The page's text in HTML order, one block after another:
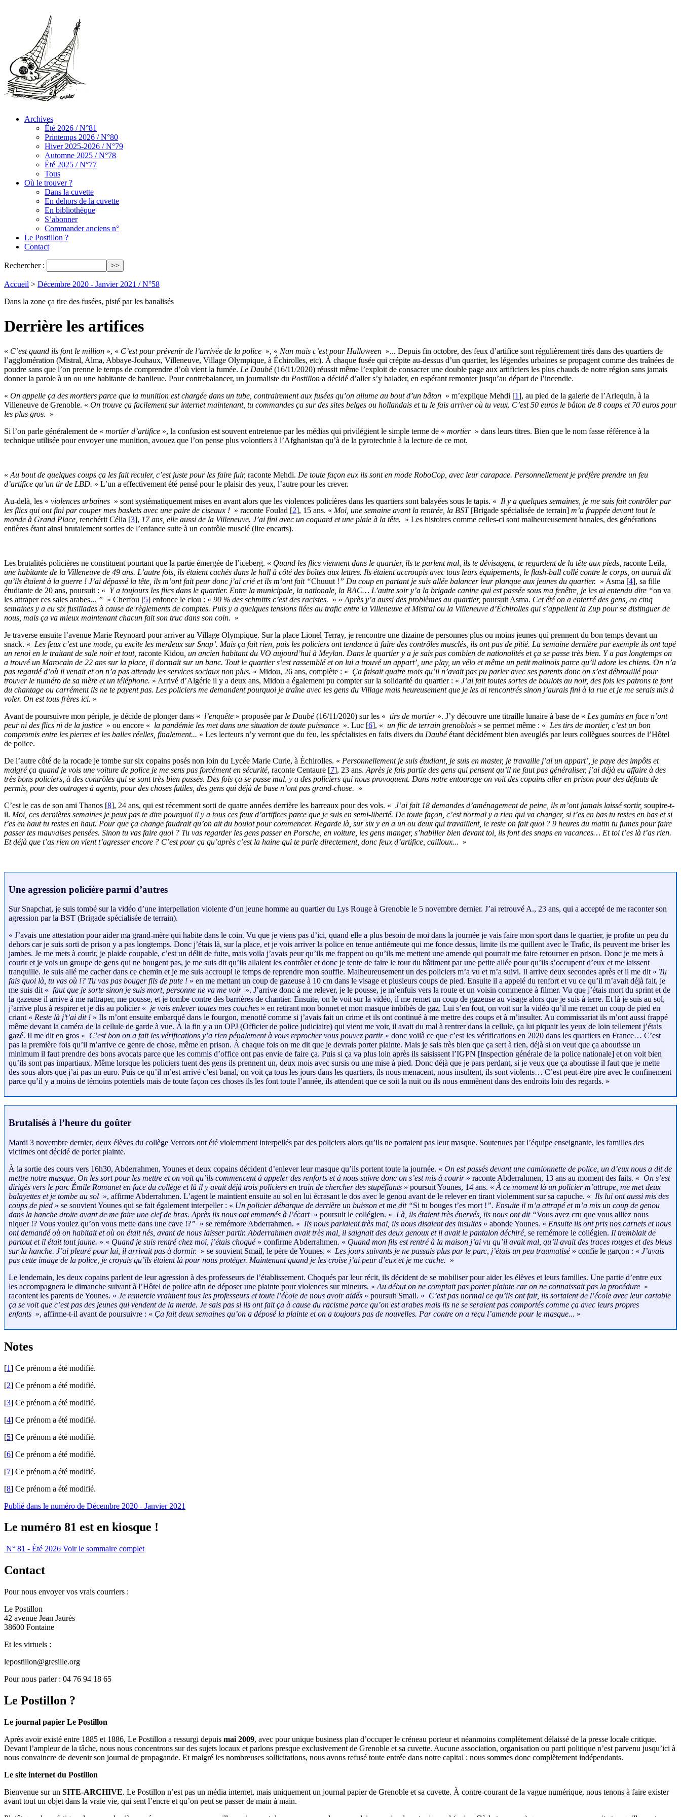
Archives
Été 2026 / N°81
Printemps 2026 / N°80
Hiver 2025-2026 / N°79
Automne 2025 / N°78
Été 2025 / N°77
Tous
Où le trouver ?
Dans la cuvette
En dehors de la cuvette
En bibliothèque
S’abonner
Commander anciens n°
Le Postillon ?
Contact
Rechercher :
Accueil > Décembre 2020 - Janvier 2021 / N°58
Dans la zone ça tire des fusées, pisté par les banalisés
Derrière les artifices
« C’est quand ils font le million », « C’est pour prévenir de l’arrivée de la police », « Nan mais c’est pour Halloween »... Depuis fin octobre, des feux d’artifice sont régulièrement tirés dans des quartiers de
l’agglomération (Mistral, Alma, Abbaye-Jouhaux, Villeneuve, Village Olympique, à Échirolles, etc). À chaque fusée qui crépite au-dessus d’un quartier, les légendes urbaines se propagent comme des traînées de
poudre sans que l’on prenne le temps de comprendre d’où vient la fumée. Le Daubé(16/11/2020) réussit même l’exploit de consacrer une double page aux artificiers les plus chauds de notre région sans jamais
donner la parole à un ou une habitante de banlieue. Pour contrebalancer, un journaliste du Postillon a décidé d’aller s’y balader, en espérant remonter jusqu’au départ de l’incendie.
« On appelle ça des mortiers parce que la munition est chargée dans un tube, contrairement aux fusées qu’on allume au bout d’un bâton » m’explique Mehdi [1], au pied de la galerie de l’Arlequin, à la
Villeneuve de Grenoble. « On trouve ça facilement sur internet maintenant, tu commandes ça sur des sites belges ou hollandais et tu le fais arriver où tu veux. C’est 50 euros le bâton de 8 coups et 70 euros pour
les plus gros. »
Si l’on parle généralement de « mortier d’artifice », la confusion est souvent entretenue par les médias qui privilégient le simple terme de « mortier » dans leurs titres. Bien que le nom fasse référence à la
technique utilisée pour envoyer une munition, avouez que l’on pense plus volontiers à l’Afghanistan qu’à de la pyrotechnie à la lecture de ce mot.
« Au bout de quelques coups ça les fait reculer, c’est juste pour les faire fuir, raconte Mehdi. De toute façon eux ils sont en mode RoboCop, avec leur carapace. Personnellement je préfère prendre un feu
d’artifice qu’un tir de LBD. » L’un a effectivement été pensé pour le plaisir des yeux, l’autre pour les crever.
Au-delà, les « violences urbaines » sont systématiquement mises en avant alors que les violences policières dans les quartiers sont balayées sous le tapis. « Il y a quelques semaines, je me suis fait contrôler par
les flics qui ont fini par couper mes baskets avec une paire de ciseaux ! » raconte Foulad [2], 15 ans. « Moi, une semaine avant la rentrée, la BST [Brigade spécialisée de terrain] m’a frappée devant tout le
monde à Grand Place, renchérit Célia [3], 17 ans, elle aussi de la Villeneuve. J’ai fini avec un coquard et une plaie à la tête. » Les histoires comme celles-ci sont malheureusement banales, des générations
entières étant ainsi brutalement sorties de l’enfance suite à un contrôle musclé (lire encarts).
Les brutalités policières ne constituent pourtant que la partie émergée de l’iceberg. « Quand les flics viennent dans le quartier, ils te parlent mal, ils te dévisagent, te regardent de la tête aux pieds, raconte Leïla,
une habitante de la Villeneuve de 49 ans. L’autre fois, ils étaient cachés dans le hall à côté des boîtes aux lettres. Ils étaient accroupis avec tous leurs équipements, le flash-ball collé contre le corps, on aurait dit
qu’ils étaient à la guerre ! J’ai dépassé la tête, ils m’ont fait peur donc j’ai crié et ils m’ont fait “Chuuut !” Du coup en partant je suis allée balancer leur planque aux jeunes du quartier. » Asma [4], sa fille
étudiante de 20 ans, poursuit : « Y a toujours les flics dans le quartier. Entre la municipale, la nationale, la BAC… L’autre soir y’a la brigade canine qui est passée sous ma fenêtre, je les ai entendu dire “on va
les attraper ces sales arabes... ” » Cherfou [5] enfonce le clou : « 90 % des schmitts c’est des racistes. » « Après y’a aussi des problèmes au quartier, poursuit Asma. Cet été on a enterré des gens, en cinq
semaines y a eu six fusillades à cause de règlements de comptes. Puis y a quelques tensions liées au trafic entre la Villeneuve et Mistral ou la Villeneuve d’Échirolles qui s’appellent la Zup pour se distinguer de
nous, mais ça va mieux maintenant chacun fait son truc dans son coin. »
Je traverse ensuite l’avenue Marie Reynoard pour arriver au Village Olympique. Sur la place Lionel Terray, je rencontre une dizaine de personnes plus ou moins jeunes qui prennent du bon temps devant un
snack. « Les feux c’est une mode, ça excite les merdeux sur Snap’. Mais ça fait rien, puis les policiers ont tendance à faire des contrôles musclés, ils ont pas de pitié. La semaine dernière par exemple ils ont tapé
un renoi en le traitant de sale noir et tout, raconte Kidou , un ancien habitant du VO aujourd’hui à Meylan. Dans le quartier y a je sais pas combien de nationalités et ça se passe très bien. Y a pas longtemps on
a trouvé un Marocain de 22 ans sur la place, il dormait sur un banc. Tout le quartier s’est rassemblé et on lui a trouvé un appart’, une play, un vélo et même un petit malinois parce qu’il adore les chiens. On n’a
pas regardé d’où il venait et on n’a pas attendu les services sociaux non plus. » Midou, 26 ans, complète : « Ça faisait quatre mois qu’il n’avait pas pu parler avec ses parents donc on s’est débrouillé pour
trouver le numéro de sa mère et un téléphone. » Arrivé d’Algérie il y a deux ans, Midou a également pu compter sur la solidarité du quartier : « J’ai fait toutes sortes de boulots au noir, des fois les patrons te font
du chantage ou carrément ils ne te payent pas. Les policiers me demandent pourquoi je traîne avec les gens du Village mais heureusement que je les ai rencontrés sinon j’aurais fini à la rue et je me serais mis à
voler. On est tous frères ici. »
Avant de poursuivre mon périple, je décide de plonger dans « l’enquête » proposée parle Daubé(16/11/2020) sur les « tirs de mortier». J’y découvre une titraille lunaire à base de « Les gamins en face n’ont
peur ni des flics ni de la justice » ou encore « la pandémie les met dans une situation de toute puissance ». Luc [6], « un flic de terrain grenoblois » se permet même : « Les tirs de mortier, c’est un bon
compromis entre les pierres et les balles réelles, finalement... » Les lecteurs n’y verront que du feu, les spécialistes en faits divers du Daubéétant décidément bien aveuglés par leurs collègues sources de l’Hôtel
de police.
De l’autre côté de la rocade je tombe sur six copains posés non loin du Lycée Marie Curie, à Échirolles. « Personnellement je suis étudiant, je suis en master, je travaille j’ai un appart’, je paye des impôts et
malgré ça quand je vois une voiture de police je me sens pas forcément en sécurité, raconte Centaure [7], 23 ans. Après je fais partie des gens qui pensent qu’il ne faut pas généraliser, j’ai déjà eu affaire à des
très bons policiers, à des contrôles qui se sont très bien passés. Des fois ça se passe mal, y a des policiers qui nous provoquent. Dans notre entourage on voit des copains aller en prison pour des défauts de
permis, pour des outrages à agents, pour des choses futiles, des gens qui déjà de base n’ont pas grand-chose. »
C’est le cas de son ami Thanos [8], 24 ans, qui est récemment sorti de quatre années derrière les barreaux pour des vols. « J’ai fait 18 demandes d’aménagement de peine, ils m’ont jamais laissé sortir, soupire-t-
il. Moi, ces dernières semaines je peux pas te dire pourquoi il y a tous ces feux d’artifices parce que je suis en semi-liberté. De toute façon, c’est normal y a rien qui va changer, si t’es en bas tu restes en bas et si
t’es en haut tu restes en haut. Pour que ça change faudrait qu’on ait du boulot pour commencer. Regarde là, sur six y en a un ou deux qui travaillent, le reste on fait quoi ? 9 heures du matin tu fumes pour faire
passer tes mauvaises pensées. Sinon tu vas faire quoi ? Tu vas regarder les gens passer en Porsche, en voiture, les gens manger, s’habiller bien devant toi, ils font des snaps en vacances… Et toi t’es là t’as rien.
Et déjà que t’as rien on vient t’agresser encore ? C’est pour ça qu’après c’est la haine qui te parle directement, donc feux d’artifice, cailloux... »
Une agression policière parmi d’autres
Sur Snapchat, je suis tombé sur la vidéo d’une interpellation violente d’un jeune homme au quartier du Lys Rouge à Grenoble le 5 novembre dernier. J’ai retrouvé A., 23 ans, qui a accepté de me raconter son
agression par la BST (Brigade spécialisée de terrain).
« J’avais une attestation pour aider ma grand-mère qui habite dans le coin. Vu que je viens pas d’ici, quand elle a plus besoin de moi dans la journée je vais faire mon sport dans le quartier, je profite un peu du
dehors car je suis sorti de prison y a pas longtemps. Donc j’étais là, sur la place, et je vois arriver la police en tenue antiémeute qui me fonce dessus, limite ils me quillent avec le Trafic, ils peuvent me briser les
jambes. Je me mets à courir, je plaide coupable, c’est un délit de fuite, mais voila j’avais peur qu’ils me frappent ou qu’ils me mettent une amende qui pourrait me faire retourner en prison. Donc je me mets à
courir et je vois un groupe de gens qui ne bougent pas, je me suis dit qu’ils allaient les contrôler et donc je tente de faire le tour du bâtiment par une petite allée pour qu’ils s’occupent d’eux et me laissent
tranquille. Je suis allé me cacher dans ce chemin et je me suis accroupi le temps de reprendre mon souffle. Malheureusement un des policiers m’a vu et m’a suivi. Il arrive deux secondes après et il me dit « Tu
fais quoi là, tu vas où !? Tu vas pas bouger fils de pute ! » en me mettant un coup de gazeuse à 10 cm dans le visage et plusieurs coups de pied. Ensuite il a appelé du renfort et vu ce qu’il m’avait déjà fait, je
me suis dit « faut que je sorte sinon je suis mort, personne ne va me voir ». J’arrive donc à me relever, je le pousse, je m’enfuis vers la route et un voisin commence à filmer. Vu que j’étais mort du sprint et de
la gazeuse il arrive à me rattraper, me pousse, et je tombe contre des barrières de chantier. Ensuite, on le voit sur la vidéo, il me remet un coup de gazeuse au visage alors que je suis à terre. Et là je suis au sol,
j’arrive plus à respirer et je dis au policier « je vais enlever toutes mes couches » en retirant mon bonnet et mon masque imbibés de gaz. Lui s’en fout, on voit sur la vidéo qu’il me remet un coup de pied en
criant « Reste là j’t’ai dit ! » Ils m’ont ensuite embarqué dans le fourgon, menotté comme si j’avais fait un crime et ils ont continué à me mettre des coups et à m’insulter. Au commissariat ils m’ont aussi frappé
même devant la caméra de la cellule de garde à vue. À la fin y a un OPJ (Officier de police judiciaire) qui vient me voir, il avait du mal à rentrer dans la cellule, ça lui piquait les yeux de loin tellement j’étais
gazé. Il me dit en gros « C’est bon on a fait les vérifications y’a rien pénalement à vous reprocher vous pouvez partir» donc voilà ce que c’est les vérifications en 2020 dans les quartiers en France… C’est
pas la première fois qu’il m’arrive ce genre de chose, même en prison. À chaque fois on me dit que je devrais porter plainte. Mais je sais très bien que ça sert à rien, déjà si on veut que ça aboutisse un
minimum il faut prendre des bons avocats parce que les commis d’office ont pas envie de faire ça. Puis si ça va plus loin après ils saisissent l’IGPN [Inspection générale de la police nationale] et on voit bien
qu’ils sont pas impartiaux. Même lorsque les policiers tuent des gens ils prennent un, deux mois avec sursis ou une mise à pied. Donc déjà que je pars perdant, si je veux que ça aboutisse il faut que je mette
des sous alors que j’ai pas un euro. Puis ce qu’il m’est arrivé c’est banal, on voit ça tous les jours dans les quartiers, ils nous menacent, nous insultent, ils sont violents… C’est peut-être pire avec le confinement
parce qu’il y a moins de témoins potentiels mais de toute façon ces choses ils les font toute l’année, ils attendent que ce soit la nuit ou ils nous emmènent dans des endroits loin des regards. »
Brutalisés à l’heure du goûter
Mardi 3 novembre dernier, deux élèves du collège Vercors ont été violemment interpellés par des policiers alors qu’ils ne portaient pas leur masque. Soutenues par l’équipe enseignante, les familles des
victimes ont décidé de porter plainte.
À la sortie des cours vers 16h30, Abderrahmen, Younes et deux copains décident d’enlever leur masque qu’ils portent toute la journée. « On est passés devant une camionnette de police, un d’eux nous a dit de
mettre notre masque. On les sort pour les mettre et on voit qu’ils commencent à appeler des renforts et à nous suivre donc on s’est mis à courir» raconte Abderrahmen, 13 ans au moment des faits. « On s’est
dirigés vers le parc Émile Romanet en face du collège et là il y avait déjà trois policiers en train de chercher des stupéfiants » poursuit Younes, 14 ans. « À ce moment là un policier m’attrape, me met deux
balayettes et je tombe au sol », affirme Abderrahmen. L’agent le maintient ensuite au sol en lui écrasant le dos avec le genou avant de le relever en tirant violemment sur sa capuche. « Ils lui ont aussi mis des
coups de pied » se souvient Younes qui se fait également interpeller : « Un policier débarque de derrière un buisson et me dit “Si tu bouges t’es mort !”. Ensuite il m’a attrapé et m’a mis un coup de genou
dans la hanche droite avant de me faire une clef de bras. Après ils nous ont emmenés à l’écart » poursuit le collégien. « Là, ils étaient très énervés, ils nous ont dit “Vous avez cru que vous alliez nous
niquer !? Vous voulez qu’on vous mette dans une cave !?” » se remémore Abderrahmen. « Ils nous parlaient très mal, ils nous disaient des insultes » abonde Younes. « Ensuite ils ont pris nos carnets et nous
ont demandé où on habitait et où on était nés, avant de nous laisser partir. Abderrahmen avait très mal, il saignait des deux genoux et il avait le pantalon déchiré, se remémore le collégien. Il tremblait de
partout et il était tout jaune. » « Quand je suis rentré chez moi, j’étais choqué» confirme Abderrahmen. « Quand mon fils est rentré à la maison j’ai vu qu’il avait mal, qu’il avait des traces rouges et des bleus
sur la hanche. J’ai pleuré pour lui, il arrivait pas à dormir. » se souvient Smail, le père de Younes. « Les jours suivants je ne passais plus par le parc, j’étais un peu traumatisé» confie le garçon : « J’avais
pas cette image de la police, je croyais qu’ils étaient là pour nous protéger. Maintenant quand je les croise j’ai peur d’eux et je me cache. »
Le lendemain, les deux copains parlent de leur agression à des professeurs de l’établissement. Choqués par leur récit, ils décident de se mobiliser pour aider les élèves et leurs familles. Une partie d’entre eux
les accompagnera le dimanche suivant à l’Hôtel de police afin de déposer une plainte pour violences sur mineurs. « Au début on ne comptait pas porter plainte car on ne connaissait pas la procédure »
racontent les parents de Younes. « Je remercie vraiment tous les professeurs et toute l’école de nous avoir aidés » poursuit Smail. « C’est pas normal ce qu’ils ont fait, ils sortaient de l’école avec leur cartable
ça se voit que c’est pas des jeunes qui vendent de la merde. Je sais pas si ils ont fait ça à cause du racisme parce qu’on est arabes mais ils ne se seraient pas comportés comme ça avec leurs propres
enfants », affirme-t-il avant de poursuivre : « Ça fait deux semaines qu’on a déposé la plainte et on a toujours pas de nouvelles. Par contre on a reçu l’amende pour le masque... »
Notes
[1] Ce prénom a été modifié.
[2] Ce prénom a été modifié.
[3] Ce prénom a été modifié.
[4] Ce prénom a été modifié.
[5] Ce prénom a été modifié.
[6] Ce prénom a été modifié.
[7] Ce prénom a été modifié.
[8] Ce prénom a été modifié.
Publié dans le numéro de Décembre 2020 - Janvier 2021
Le numéro 81 est en kiosque !
N° 81 - Été 2026 Voir le sommaire complet
Contact
Pour nous envoyer vos vrais courriers :
Le Postillon
42 avenue Jean Jaurès
38600 Fontaine
Et les virtuels :
lepostillon@gresille.org
Pour nous parler : 04 76 94 18 65
Le Postillon ?
Le journal papier Le Postillon
Après avoir existé entre 1885 et 1886, Le Postillon a ressurgi depuis mai 2009, avec pour unique business plan d’occuper le créneau porteur et néanmoins complètement délaissé de la presse locale critique.
Devant l’ampleur de la tâche, nous nous concentrons sur des sujets locaux et parlons presque exclusivement de Grenoble et sa cuvette. Aucune association, organisation ou parti politique n’est parvenu jusqu’ici à
nous convaincre de devenir son journal de propagande. Et malgré les nombreuses sollicitations, nous avons refusé toute entrée dans notre capital : nous sommes donc complètement indépendants.
Le site internet du Postillon
Bienvenue sur un SITE-ARCHIVE. Le Postillon n’est pas un média internet, mais uniquement un journal papier de Grenoble et sa cuvette. À contre-courant de la vague numérique, nous tenons à faire exister
avant tout un objet dans la vraie vie, qui sent l’encre et qu’on peut se passer de main à main.